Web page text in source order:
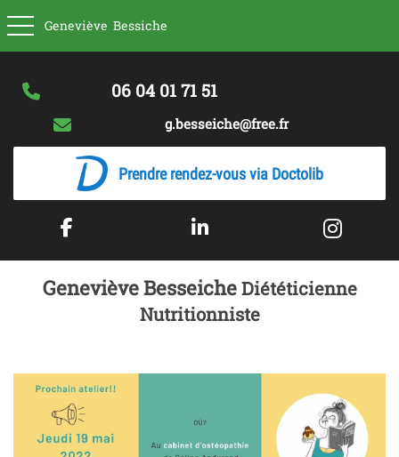
Geneviève Bessiche
Basculer la navigation
06 04 01 71 51
g.besseiche@free.fr
Prendre rendez-vous via Doctolib
Geneviève BesseicheDiététicienne
Nutritionniste